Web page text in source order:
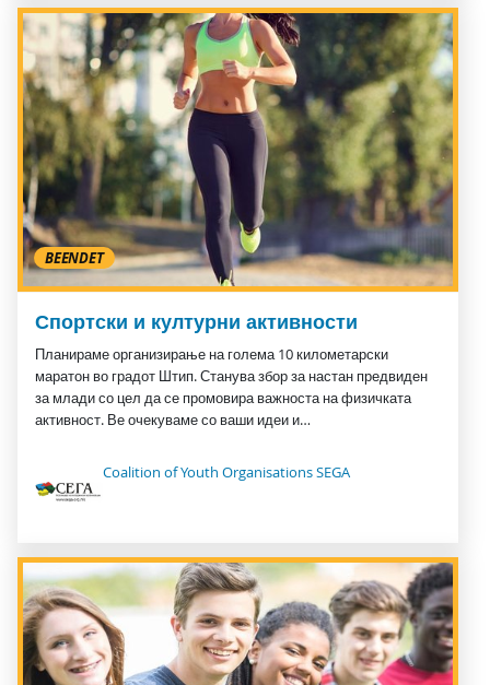
BEENDET
Спортски и културни активности
Планираме организирање на голема 10 километарски
маратон во градот Штип. Станува збор за настан предвиден
за млади со цел да се промовира важноста на физичката
активност. Ве очекуваме со ваши идеи и…
Coalition of Youth Organisations SEGA